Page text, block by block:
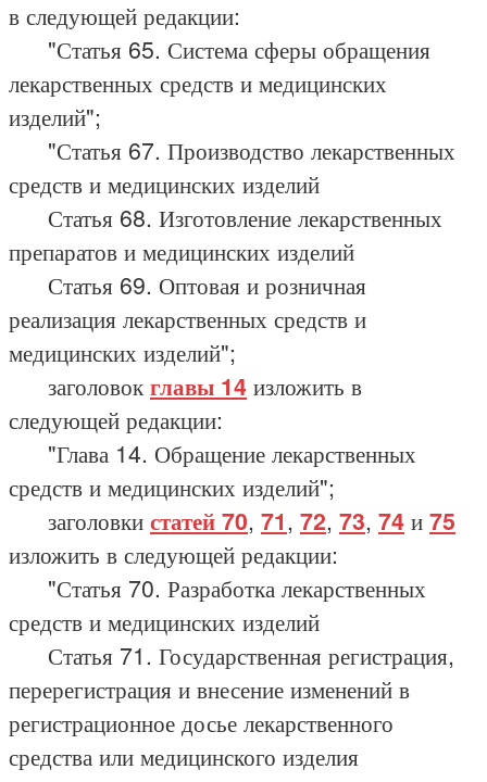
в следующей редакции:
"Статья 65. Система сферы обращения
лекарственных средств и медицинских
изделий";
"Статья 67. Производство лекарственных
средств и медицинских изделий
Статья 68. Изготовление лекарственных
препаратов и медицинских изделий
Статья 69. Оптовая и розничная
реализация лекарственных средств и
медицинских изделий";
заголовок главы 14 изложить в
следующей редакции:
"Глава 14. Обращение лекарственных
средств и медицинских изделий";
заголовки статей 70, 71, 72, 73, 74 и 75
изложить в следующей редакции:
"Статья 70. Разработка лекарственных
средств и медицинских изделий
Статья 71. Государственная регистрация,
перерегистрация и внесение изменений в
регистрационное досье лекарственного
средства или медицинского изделия